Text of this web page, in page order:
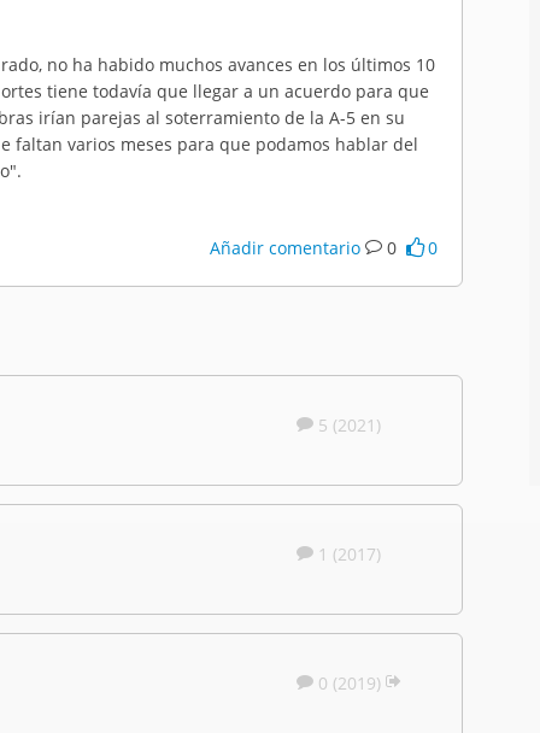
no ha habido muchos avances en los últimos 10
tiene todavía que llegar a un acuerdo para que
irían parejas al soterramiento de la A-5 en su
faltan varios meses para que podamos hablar del
Añadir comentario 0 0
5 (2021)
1 (2017)
0 (2019)